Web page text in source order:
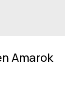
Amarok